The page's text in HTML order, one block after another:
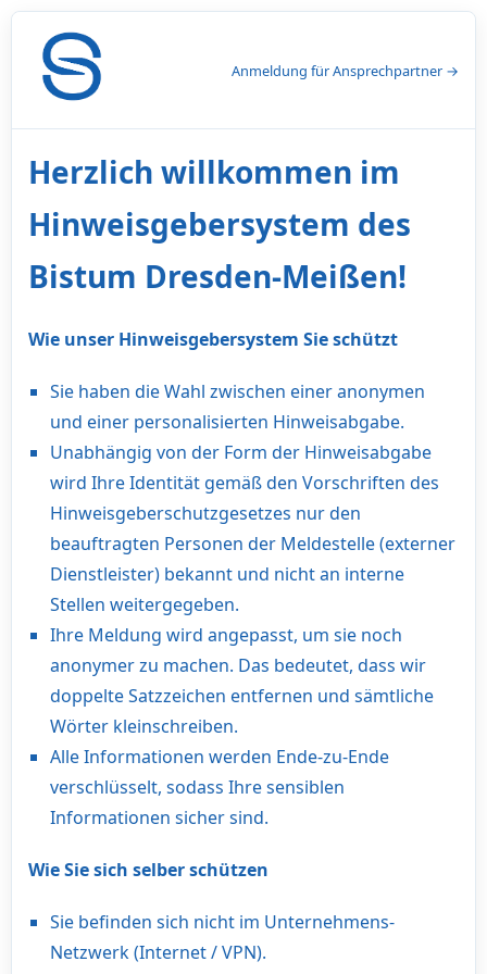
Anmeldung für Ansprechpartner →
Herzlich willkommen im
Hinweisgebersystem des
Bistum Dresden-Meißen!
Wie unser Hinweisgebersystem Sie schützt
Sie haben die Wahl zwischen einer anonymen
und einer personalisierten Hinweisabgabe.
Unabhängig von der Form der Hinweisabgabe
wird Ihre Identität gemäß den Vorschriften des
Hinweisgeberschutzgesetzes nur den
beauftragten Personen der Meldestelle (externer
Dienstleister) bekannt und nicht an interne
Stellen weitergegeben.
Ihre Meldung wird angepasst, um sie noch
anonymer zu machen. Das bedeutet, dass wir
doppelte Satzzeichen entfernen und sämtliche
Wörter kleinschreiben.
Alle Informationen werden Ende-zu-Ende
verschlüsselt, sodass Ihre sensiblen
Informationen sicher sind.
Wie Sie sich selber schützen
Sie befinden sich nicht im Unternehmens-
Netzwerk (Internet / VPN).